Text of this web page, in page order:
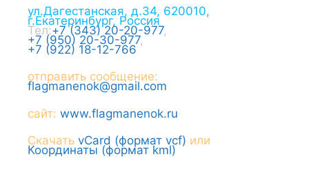
ул.Дагестанская, д.34, 620010,
г.Екатеринбург, Россия
Тел:+7 (343) 20-20-977,
+7 (950) 20-30-977,
+7 (922) 18-12-766
отправить сообщение:
flagmanenok@gmail.com
сайт: www.flagmanenok.ru
Скачать vCard (формат vcf) или
Координаты (формат kml)